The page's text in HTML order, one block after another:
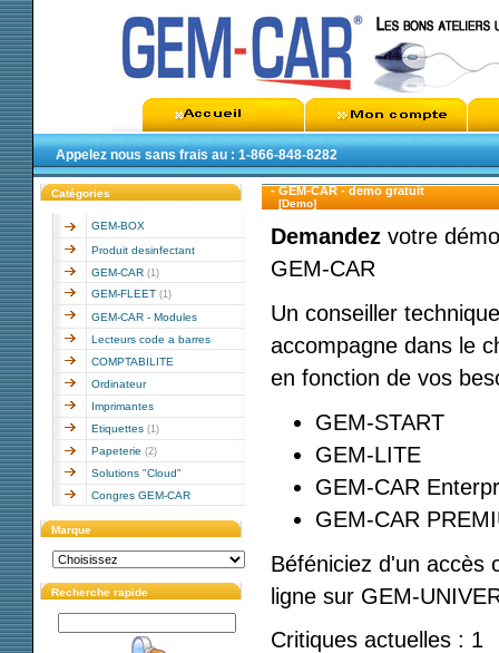
Appelez nous sans frais au : 1-866-848-8282
Catégories
GEM-BOX
Produit desinfectant
GEM-CAR (1)
GEM-FLEET (1)
GEM-CAR - Modules
Lecteurs code a barres
COMPTABILITE
Ordinateur
Imprimantes
Etiquettes (1)
Papeterie (2)
Solutions "Cloud"
Congres GEM-CAR
Marque
Recherche rapide
- GEM-CAR - demo gratuit
[Demo]
Demandez votre
GEM-CAR
Un conseiller
accompagne dans le
en fonction de vos
GEM-START
GEM-LITE
GEM-CAR
GEM-CAR
Béféniciez d'un accès
ligne sur GEM-
Critiques actuelles : 1